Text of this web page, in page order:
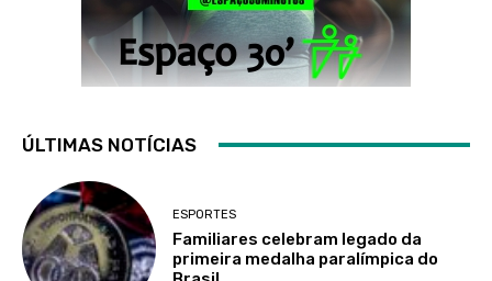
ÚLTIMAS NOTÍCIAS
ESPORTES
Familiares celebram legado da
primeira medalha paralímpica do